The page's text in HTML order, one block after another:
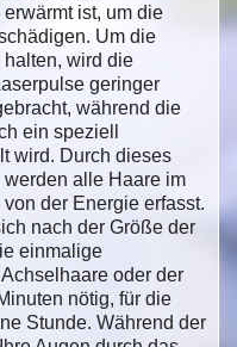
ist, um die
Um die
wird die
geringer
während die
ein speziell
wird. Durch dieses
alle Haare im
der Energie erfasst.
nach der Größe der
einmalige
oder der
nötig, für die
Stunde. Während der